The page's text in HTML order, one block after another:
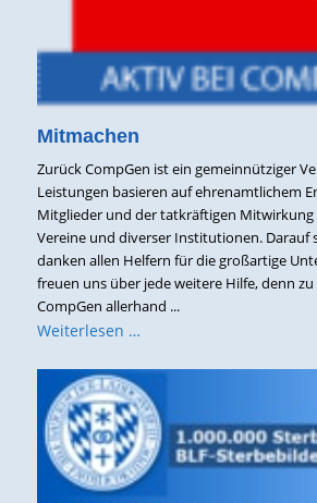
Mitmachen
Zurück CompGen ist ein gemeinnütziger
Leistungen basieren auf ehrenamtlichem
Mitglieder und der tatkräftigen
Vereine und diverser Institutionen. Darauf
danken allen Helfern für die großartige
freuen uns über jede weitere Hilfe, denn
CompGen allerhand ...
Weiterlesen …